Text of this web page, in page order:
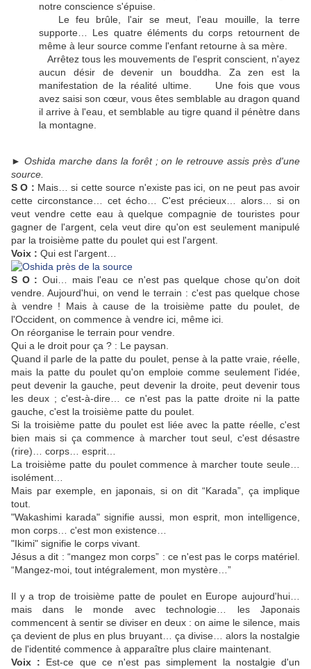
notre conscience s'épuise.
Le feu brûle, l'air se meut, l'eau mouille, la terre
supporte… Les quatre éléments du corps retournent de
même à leur source comme l'enfant retourne à sa mère.
Arrêtez tous les mouvements de l'esprit conscient, n'ayez
aucun désir de devenir un bouddha. Za zen est la
manifestation de la réalité ultime. Une fois que vous
avez saisi son cœur, vous êtes semblable au dragon quand
il arrive à l'eau, et semblable au tigre quand il pénètre dans
la montagne.
► Oshida marche dans la forêt ; on le retrouve assis près d'une
source.
S O : Mais… si cette source n'existe pas ici, on ne peut pas avoir
cette circonstance… cet écho… C'est précieux… alors… si on
veut vendre cette eau à quelque compagnie de touristes pour
gagner de l'argent, cela veut dire qu'on est seulement manipulé
par la troisième patte du poulet qui est l'argent.
Voix : Qui est l'argent…
S O : Oui… mais l'eau ce n'est pas quelque chose qu'on doit
vendre. Aujourd'hui, on vend le terrain : c'est pas quelque chose
à vendre ! Mais à cause de la troisième patte du poulet, de
l'Occident, on commence à vendre ici, même ici.
On réorganise le terrain pour vendre.
Qui a le droit pour ça ? : Le paysan.
Quand il parle de la patte du poulet, pense à la patte vraie, réelle,
mais la patte du poulet qu'on emploie comme seulement l'idée,
peut devenir la gauche, peut devenir la droite, peut devenir tous
les deux ; c'est-à-dire… ce n'est pas la patte droite ni la patte
gauche, c'est la troisième patte du poulet.
Si la troisième patte du poulet est liée avec la patte réelle, c'est
bien mais si ça commence à marcher tout seul, c'est désastre
(rire)… corps… esprit…
La troisième patte du poulet commence à marcher toute seule…
isolément…
Mais par exemple, en japonais, si on dit “Karada”, ça implique
tout.
"Wakashimi karada" signifie aussi, mon esprit, mon intelligence,
mon corps… c'est mon existence…
"Ikimi" signifie le corps vivant.
Jésus a dit : “mangez mon corps” : ce n'est pas le corps matériel.
“Mangez-moi, tout intégralement, mon mystère…”
Il y a trop de troisième patte de poulet en Europe aujourd'hui…
mais dans le monde avec technologie… les Japonais
commencent à sentir se diviser en deux : on aime le silence, mais
ça devient de plus en plus bruyant… ça divise… alors la nostalgie
de l'identité commence à apparaître plus claire maintenant.
Voix : Est-ce que ce n'est pas simplement la nostalgie d'un